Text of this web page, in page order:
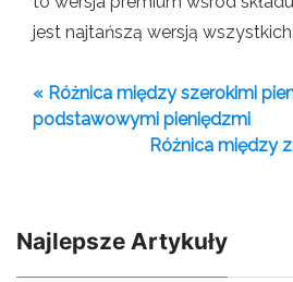
jest najtańszą wersją wszystkich.
« Różnica między szerokimi
podstawowymi pieniędzmi
Różnica między
Najlepsze Artykuły